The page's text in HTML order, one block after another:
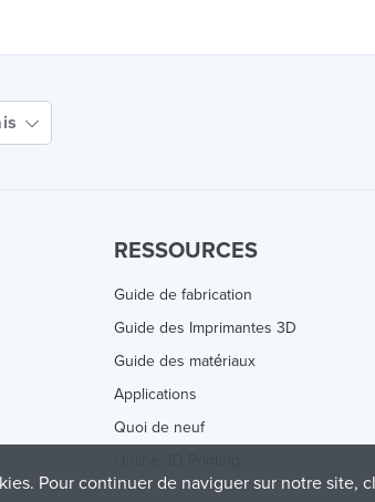
RESSOURCES
Guide de fabrication
Guide des Imprimantes 3D
Guide des matériaux
Applications
Quoi de neuf
Pour continuer de naviguer sur notre site,